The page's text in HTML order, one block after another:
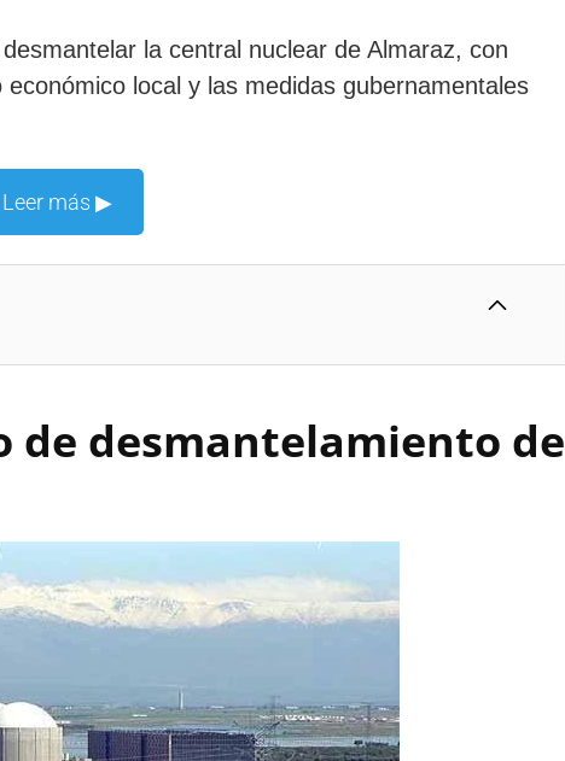
la central nuclear de Almaraz, con
local y las medidas gubernamentales
Leer más ▶
de desmantelamiento de